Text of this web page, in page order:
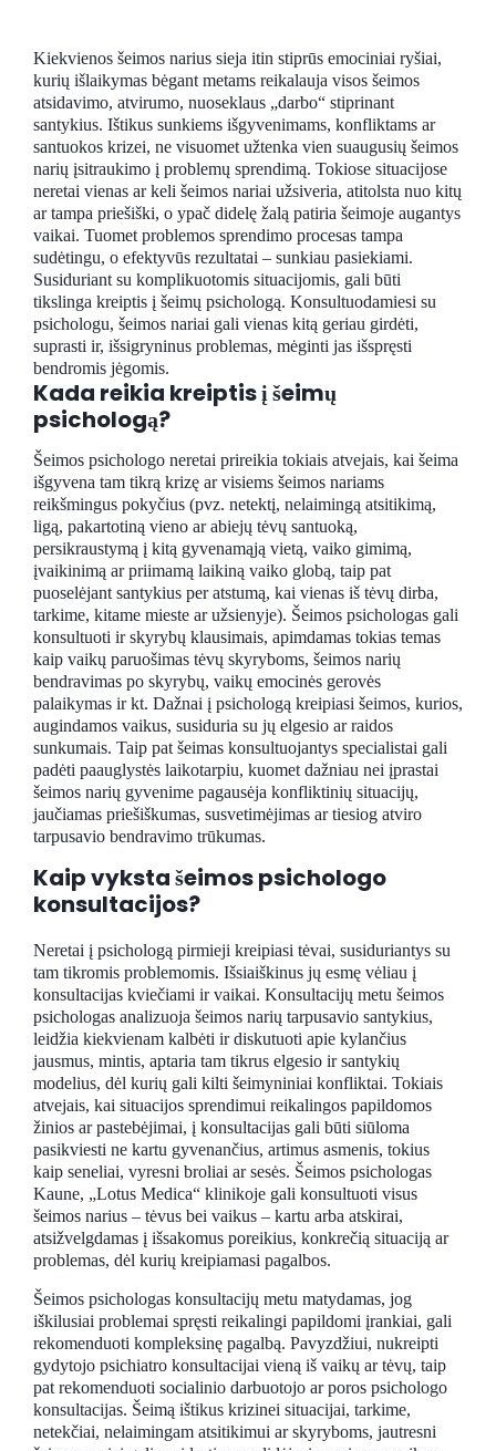
Kiekvienos šeimos narius sieja itin stiprūs emociniai ryšiai,
kurių išlaikymas bėgant metams reikalauja visos šeimos
atsidavimo, atvirumo, nuoseklaus „darbo“ stiprinant
santykius. Ištikus sunkiems išgyvenimams, konfliktams ar
santuokos krizei, ne visuomet užtenka vien suaugusių šeimos
narių įsitraukimo į problemų sprendimą. Tokiose situacijose
neretai vienas ar keli šeimos nariai užsiveria, atitolsta nuo kitų
ar tampa priešiški, o ypač didelę žalą patiria šeimoje augantys
vaikai. Tuomet problemos sprendimo procesas tampa
sudėtingu, o efektyvūs rezultatai – sunkiau pasiekiami.
Susiduriant su komplikuotomis situacijomis, gali būti
tikslinga kreiptis į šeimų psichologą. Konsultuodamiesi su
psichologu, šeimos nariai gali vienas kitą geriau girdėti,
suprasti ir, išsigryninus problemas, mėginti jas išspręsti
bendromis jėgomis.
Kada reikia kreiptis į šeimų
psichologą?
Šeimos psichologo neretai prireikia tokiais atvejais, kai šeima
išgyvena tam tikrą krizę ar visiems šeimos nariams
reikšmingus pokyčius (pvz. netektį, nelaimingą atsitikimą,
ligą, pakartotiną vieno ar abiejų tėvų santuoką,
persikraustymą į kitą gyvenamąją vietą, vaiko gimimą,
įvaikinimą ar priimamą laikiną vaiko globą, taip pat
puoselėjant santykius per atstumą, kai vienas iš tėvų dirba,
tarkime, kitame mieste ar užsienyje). Šeimos psichologas gali
konsultuoti ir skyrybų klausimais, apimdamas tokias temas
kaip vaikų paruošimas tėvų skyryboms, šeimos narių
bendravimas po skyrybų, vaikų emocinės gerovės
palaikymas ir kt. Dažnai į psichologą kreipiasi šeimos, kurios,
augindamos vaikus, susiduria su jų elgesio ar raidos
sunkumais. Taip pat šeimas konsultuojantys specialistai gali
padėti paauglystės laikotarpiu, kuomet dažniau nei įprastai
šeimos narių gyvenime pagausėja konfliktinių situacijų,
jaučiamas priešiškumas, susvetimėjimas ar tiesiog atviro
tarpusavio bendravimo trūkumas.
Kaip vyksta šeimos psichologo
konsultacijos?
Neretai į psichologą pirmieji kreipiasi tėvai, susiduriantys su
tam tikromis problemomis. Išsiaiškinus jų esmę vėliau į
konsultacijas kviečiami ir vaikai. Konsultacijų metu šeimos
psichologas analizuoja šeimos narių tarpusavio santykius,
leidžia kiekvienam kalbėti ir diskutuoti apie kylančius
jausmus, mintis, aptaria tam tikrus elgesio ir santykių
modelius, dėl kurių gali kilti šeimyniniai konfliktai. Tokiais
atvejais, kai situacijos sprendimui reikalingos papildomos
žinios ar pastebėjimai, į konsultacijas gali būti siūloma
pasikviesti ne kartu gyvenančius, artimus asmenis, tokius
kaip seneliai, vyresni broliai ar sesės. Šeimos psichologas
Kaune, „Lotus Medica“ klinikoje gali konsultuoti visus
šeimos narius – tėvus bei vaikus – kartu arba atskirai,
atsižvelgdamas į išsakomus poreikius, konkrečią situaciją ar
problemas, dėl kurių kreipiamasi pagalbos.
Šeimos psichologas konsultacijų metu matydamas, jog
iškilusiai problemai spręsti reikalingi papildomi įrankiai, gali
rekomenduoti kompleksinę pagalbą. Pavyzdžiui, nukreipti
gydytojo psichiatro konsultacijai vieną iš vaikų ar tėvų, taip
pat rekomenduoti socialinio darbuotojo ar poros psichologo
konsultacijas. Šeimą ištikus krizinei situacijai, tarkime,
netekčiai, nelaimingam atsitikimui ar skyryboms, jautresni